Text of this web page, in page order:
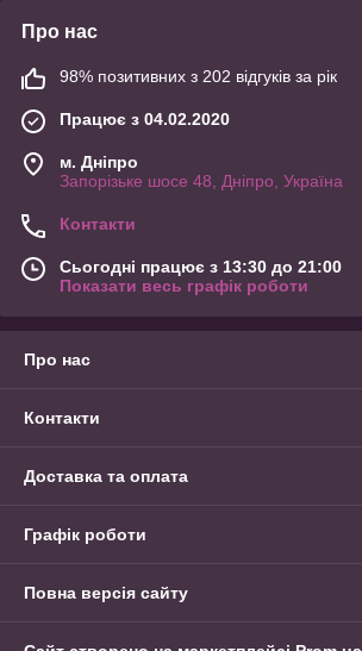
Про нас
98% позитивних з 202 відгуків за рік
Працює з 04.02.2020
м. Дніпро
Запорізьке шосе 48, Дніпро, Україна
Контакти
Сьогодні працює з 13:30 до 21:00
Показати весь графік роботи
Про нас
Контакти
Доставка та оплата
Графік роботи
Повна версія сайту